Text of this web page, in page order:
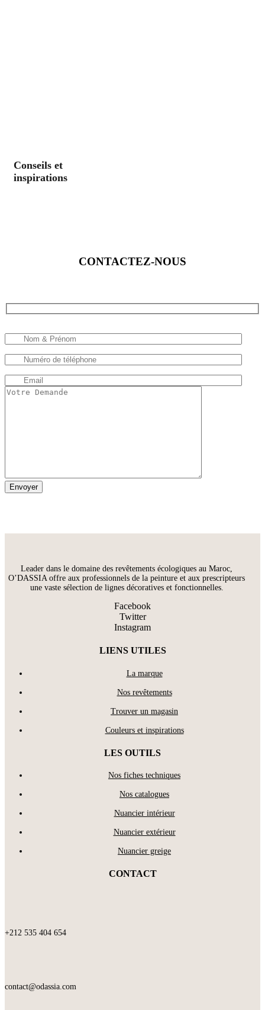
Conseils et
inspirations
CONTACTEZ-NOUS
Leader dans le domaine des revêtements écologiques au Maroc,
O’DASSIA offre aux professionnels de la peinture et aux prescripteurs
une vaste sélection de lignes décoratives et fonctionnelles.
Facebook
Twitter
Instagram
LIENS UTILES
La marque
Nos revêtements
Trouver un magasin
Couleurs et inspirations
LES OUTILS
Nos fiches techniques
Nos catalogues
Nuancier intérieur
Nuancier extérieur
Nuancier greige
CONTACT
+212 535 404 654
contact@odassia.com